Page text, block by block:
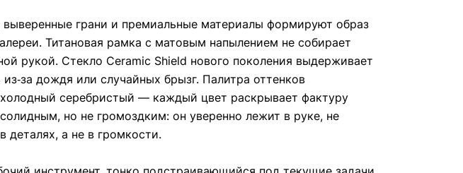
грани и премиальные материалы формируют образ
Титановая рамка с матовым напылением не собирает
рукой. Стекло Ceramic Shield нового поколения выдерживает
дождя или случайных брызг. Палитра оттенков
серебристый — каждый цвет раскрывает фактуру
но не громоздким: он уверенно лежит в руке, не
деталях, а не в громкости.